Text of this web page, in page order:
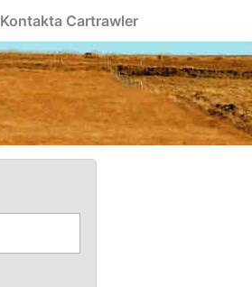
Kontakta Cartrawler